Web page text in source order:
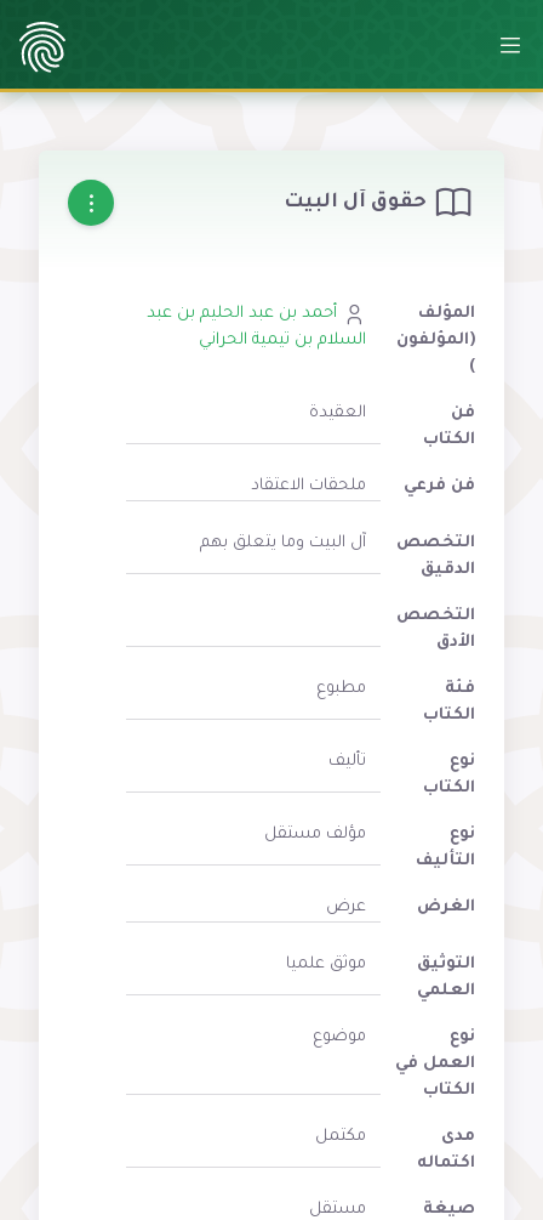
حقوق آل البيت
المؤلف
(المؤلفون
)
أحمد بن عبد الحليم بن عبد
السلام بن تيمية الحراني
فن
الكتاب
العقيدة
فن فرعي ملحقات الاعتقاد
التخصص
الدقيق
آل البيت وما يتعلق بهم
التخصص
الأدق
فئة
الكتاب
مطبوع
نوع
الكتاب
تأليف
نوع
التأليف
مؤلف مستقل
الغرض عرض
التوثيق
العلمي
موثق علميا
نوع
العمل في
الكتاب
موضوع
مدى
اكتماله
مكتمل
صيغة
مستقل